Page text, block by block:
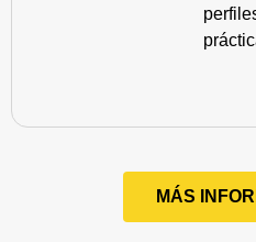
MÁS